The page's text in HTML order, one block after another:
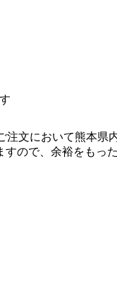
文において熊本県
ので、余裕をもっ